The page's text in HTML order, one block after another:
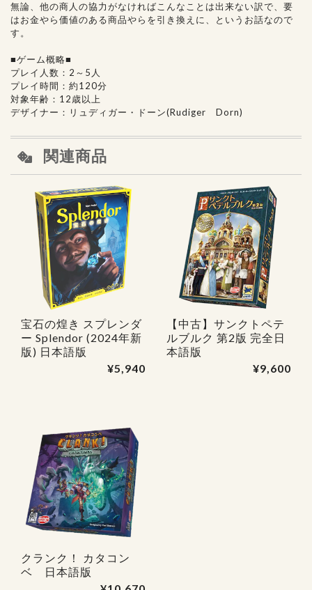
無論、他の商人の協力がなければこんなことは出来ない訳で、要
はお金やら価値のある商品やらを引き換えに、というお話なので
す。
■ゲーム概略■
プレイ人数：2～5人
プレイ時間：約120分
対象年齢：12歳以上
デザイナー：リュディガー・ドーン(Rudiger Dorn)
関連商品
宝石の煌き スプレンダ
ー Splendor (2024年新
版) 日本語版
¥5,940
【中古】サンクトペテ
ルブルク 第2版 完全日
本語版
¥9,600
クランク！ カタコン
ベ 日本語版